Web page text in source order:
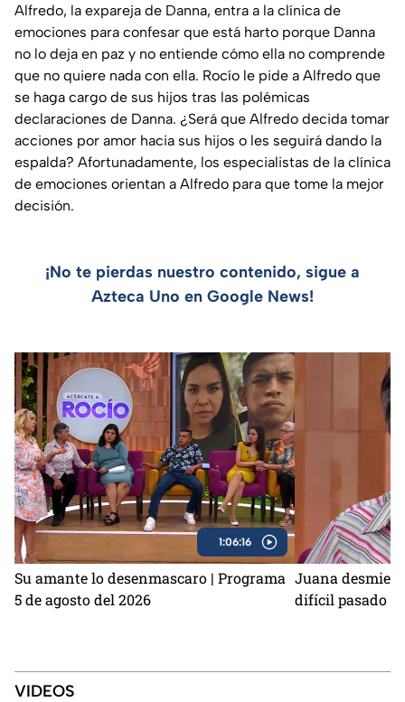
Alfredo, la expareja de Danna, entra a la clínica de
emociones para confesar que está harto porque Danna
no lo deja en paz y no entiende cómo ella no comprende
que no quiere nada con ella. Rocío le pide a Alfredo que
se haga cargo de sus hijos tras las polémicas
declaraciones de Danna. ¿Será que Alfredo decida tomar
acciones por amor hacia sus hijos o les seguirá dando la
espalda? Afortunadamente, los especialistas de la clínica
de emociones orientan a Alfredo para que tome la mejor
decisión.
¡No te pierdas nuestro contenido, sigue a
Azteca Uno en Google News!
1:06:16
Su amante lo desenmascaro | Programa
5 de agosto del 2026
Juana
difícil pasado
VIDEOS